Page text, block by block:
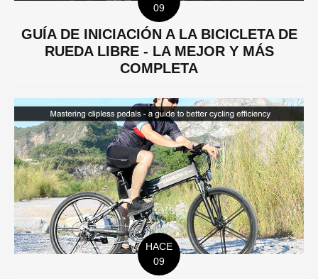
09
GUÍA DE INICIACIÓN A LA BICICLETA DE
RUEDA LIBRE - LA MEJOR Y MÁS
COMPLETA
HACE
09